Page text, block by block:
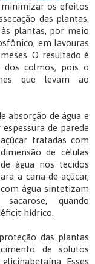
os efeitos
das plantas.
plantas, por meio
em lavouras
O resultado é
dos colmos, pois o
que levam ao
absorção de água e
de parede
tratadas com
de células
água nos tecidos
a cana-de-açúcar,
água sintetizam
quando
hídrico.
das plantas
de solutos
Esses